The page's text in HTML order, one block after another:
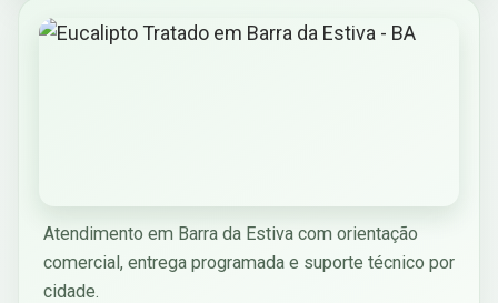
Atendimento em Barra da Estiva com orientação
comercial, entrega programada e suporte técnico por
cidade.